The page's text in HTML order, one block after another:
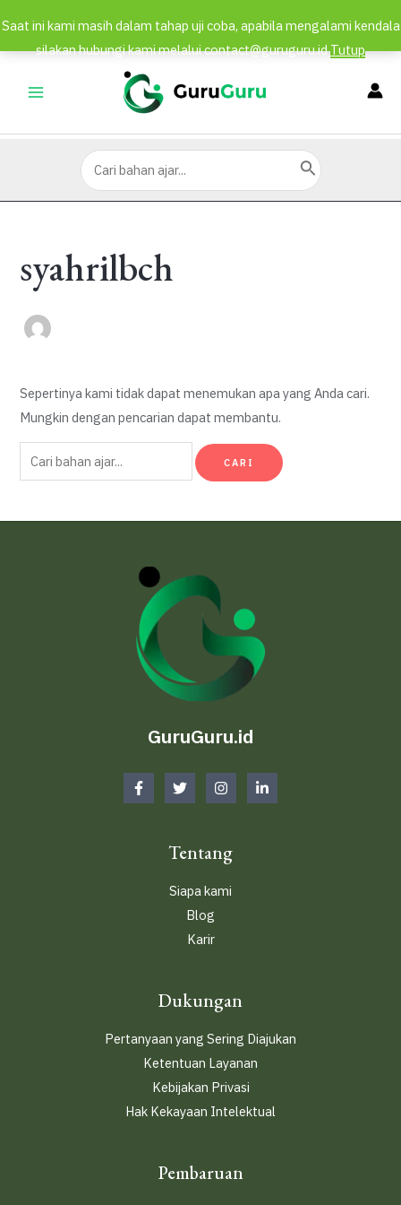
MENU
Search
for:
syahrilbch
Sepertinya kami tidak dapat menemukan apa yang Anda cari.
Mungkin dengan pencarian dapat membantu.
Cari
untuk:
GuruGuru.id
Tentang
Siapa kami
Blog
Karir
Dukungan
Pertanyaan yang Sering Diajukan
Ketentuan Layanan
Kebijakan Privasi
Hak Kekayaan Intelektual
Pembaruan
Saat ini kami masih dalam tahap uji coba, apabila mengalami kendala
silakan hubungi kami melalui contact@guruguru.idTutup